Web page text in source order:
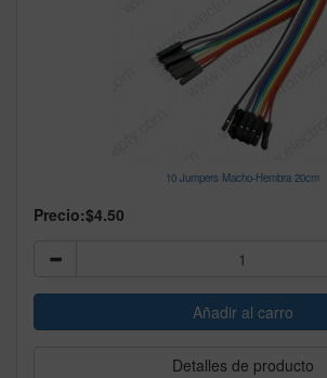
10 Jumpers Macho-Hembra 20cm
Precio:$4.50
Detalles de producto